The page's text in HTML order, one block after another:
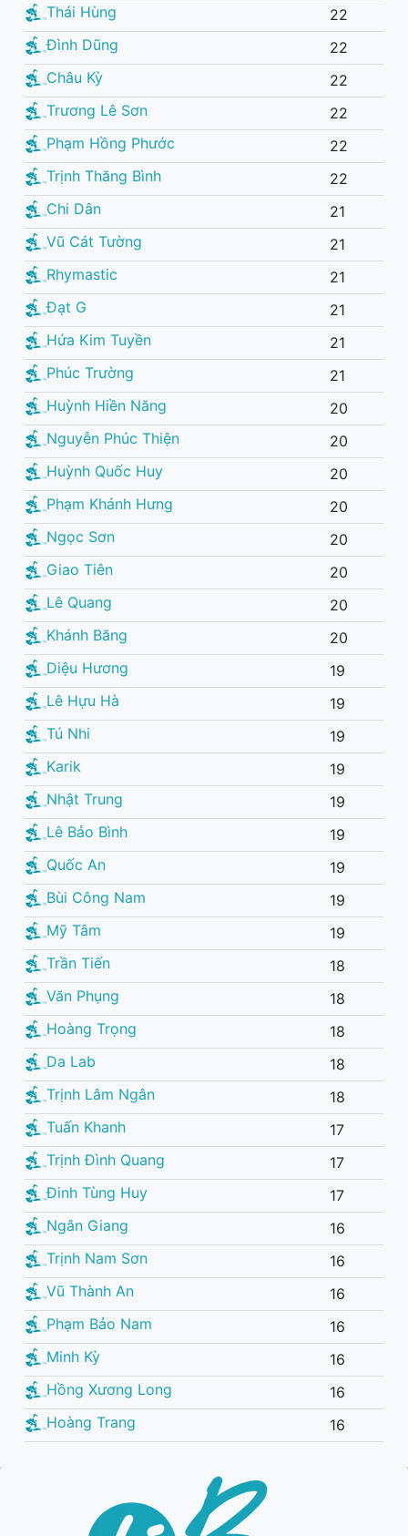
Thái Hùng
22
Đình Dũng
22
Châu Kỳ
22
Trương Lê Sơn
22
Phạm Hồng Phước
22
Trịnh Thăng Bình
22
Chi Dân
21
Vũ Cát Tường
21
Rhymastic
21
Đạt G
21
Hứa Kim Tuyền
21
Phúc Trường
21
Huỳnh Hiền Năng
20
Nguyễn Phúc Thiện
20
Huỳnh Quốc Huy
20
Phạm Khánh Hưng
20
Ngọc Sơn
20
Giao Tiên
20
Lê Quang
20
Khánh Băng
20
Diệu Hương
19
Lê Hựu Hà
19
Tú Nhi
19
Karik
19
Nhật Trung
19
Lê Bảo Bình
19
Quốc An
19
Bùi Công Nam
19
Mỹ Tâm
19
Trần Tiến
18
Văn Phụng
18
Hoàng Trọng
18
Da Lab
18
Trịnh Lâm Ngân
18
Tuấn Khanh
17
Trịnh Đình Quang
17
Đinh Tùng Huy
17
Ngân Giang
16
Trịnh Nam Sơn
16
Vũ Thành An
16
Phạm Bảo Nam
16
Minh Kỳ
16
Hồng Xương Long
16
Hoàng Trang
16